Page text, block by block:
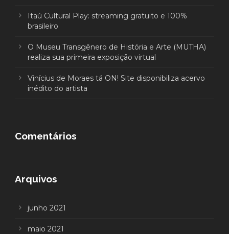
Itaú Cultural Play: streaming gratuito e 100%
brasileiro
O Museu Transgênero de História e Arte (MUTHA)
realiza sua primeira exposição virtual
Vinícius de Moraes tá ON! Site disponibiliza acervo
inédito do artista
Comentários
Arquivos
junho 2021
maio 2021